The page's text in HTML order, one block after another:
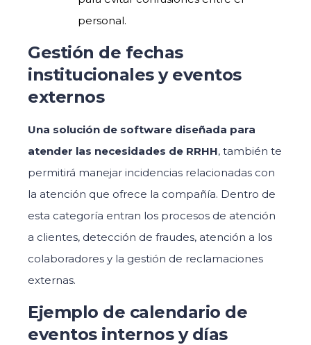
personal.
Gestión de fechas
institucionales y eventos
externos
Una solución de software diseñada para
atender las necesidades de RRHH, también te
permitirá manejar incidencias relacionadas con
la atención que ofrece la compañía. Dentro de
esta categoría entran los procesos de atención
a clientes, detección de fraudes, atención a los
colaboradores y la gestión de reclamaciones
externas.
Ejemplo de calendario de
eventos internos y días